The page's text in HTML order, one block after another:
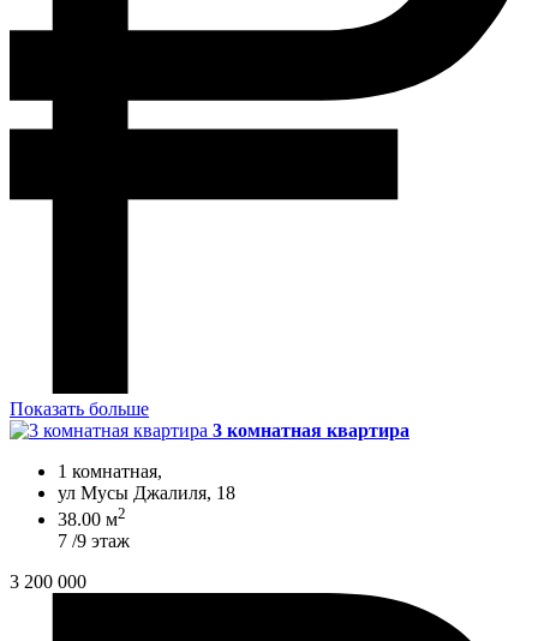
Показать больше
3 комнатная квартира
1 комнатная,
ул Мусы Джалиля, 18
38.00 м2
7 /9 этаж
3 200 000